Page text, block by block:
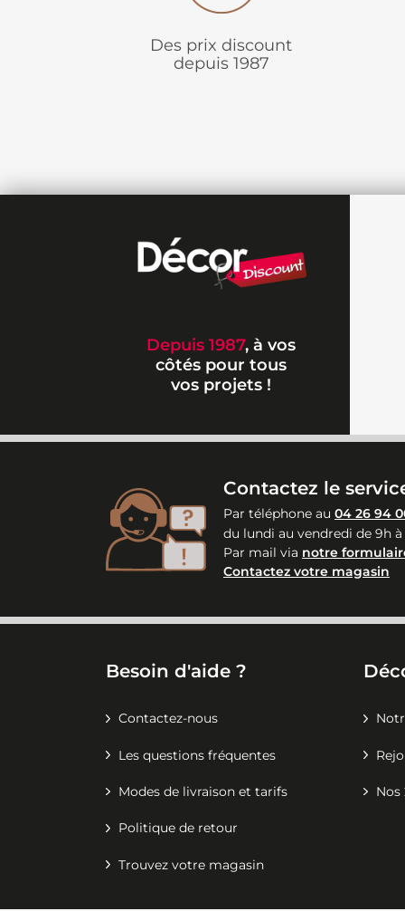
Des prix discount
depuis 1987
Depuis 1987, à vos
côtés pour tous
vos projets !
Contactez le
Par téléphone au 04 26 94
du lundi au vendredi de 9h à
Par mail via notre
Contactez votre magasin
Besoin d'aide ?
Contactez-nous
Les questions fréquentes
Modes de livraison et tarifs
Politique de retour
Trouvez votre magasin
Nos